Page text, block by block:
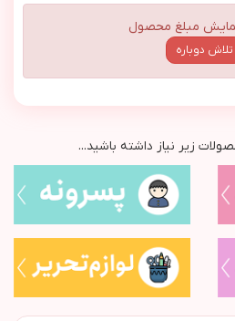
مبلغ محصول
تلاش دوباره
زیر نیاز داشته باشید...